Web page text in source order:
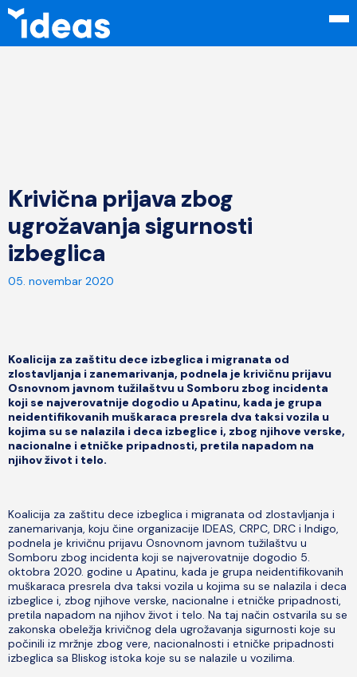
Krivična prijava zbog
ugrožavanja sigurnosti
izbeglica
05. novembar 2020
Koalicija za zaštitu dece izbeglica i migranata od
zlostavljanja i zanemarivanja, podnela je krivičnu prijavu
Osnovnom javnom tužilaštvu u Somboru zbog incidenta
koji se najverovatnije dogodio u Apatinu, kada je grupa
neidentifikovanih muškaraca presrela dva taksi vozila u
kojima su se nalazila i deca izbeglice i, zbog njihove verske,
nacionalne i etničke pripadnosti, pretila napadom na
njihov život i telo.
Koalicija za zaštitu dece izbeglica i migranata od zlostavljanja i
zanemarivanja, koju čine organizacije IDEAS, CRPC, DRC i Indigo,
podnela je krivičnu prijavu Osnovnom javnom tužilaštvu u
Somboru zbog incidenta koji se najverovatnije dogodio 5.
oktobra 2020. godine u Apatinu, kada je grupa neidentifikovanih
muškaraca presrela dva taksi vozila u kojima su se nalazila i deca
izbeglice i, zbog njihove verske, nacionalne i etničke pripadnosti,
pretila napadom na njihov život i telo. Na taj način ostvarila su se
zakonska obeležja krivičnog dela ugrožavanja sigurnosti koje su
počinili iz mržnje zbog vere, nacionalnosti i etničke pripadnosti
izbeglica sa Bliskog istoka koje su se nalazile u vozilima.